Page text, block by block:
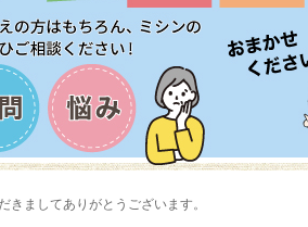
ましてありがとうございます。